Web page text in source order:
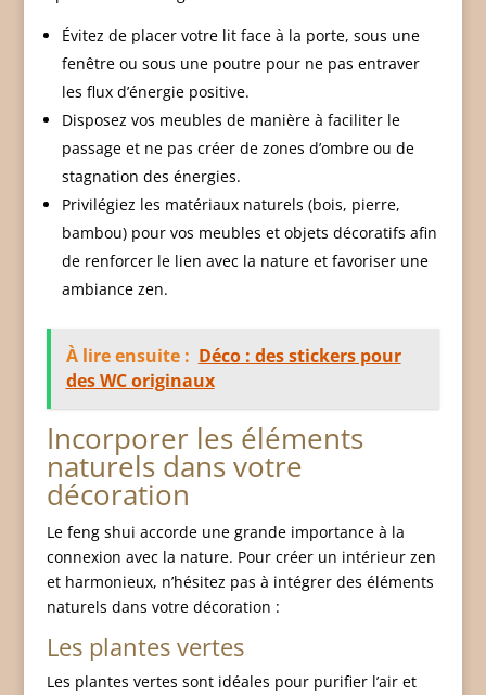
Évitez de placer votre lit face à la porte, sous une
fenêtre ou sous une poutre pour ne pas entraver
les flux d’énergie positive.
Disposez vos meubles de manière à faciliter le
passage et ne pas créer de zones d’ombre ou de
stagnation des énergies.
Privilégiez les matériaux naturels (bois, pierre,
bambou) pour vos meubles et objets décoratifs afin
de renforcer le lien avec la nature et favoriser une
ambiance zen.
À lire ensuite : Déco : des stickers pour
des WC originaux
Incorporer les éléments
naturels dans votre
décoration
Le feng shui accorde une grande importance à la
connexion avec la nature. Pour créer un intérieur zen
et harmonieux, n’hésitez pas à intégrer des éléments
naturels dans votre décoration :
Les plantes vertes
Les plantes vertes sont idéales pour purifier l’air et